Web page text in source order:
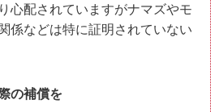
心配されていますがナマズやモ
係などは特に証明されていない
の補償を